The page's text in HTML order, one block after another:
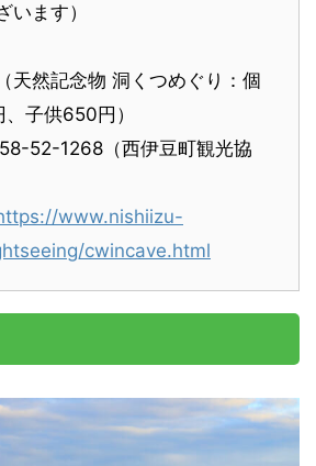
います）
天然記念物 洞くつめぐり：個
子供650円）
52-1268（西伊豆町観光協
www.nishiizu-
cwincave.html